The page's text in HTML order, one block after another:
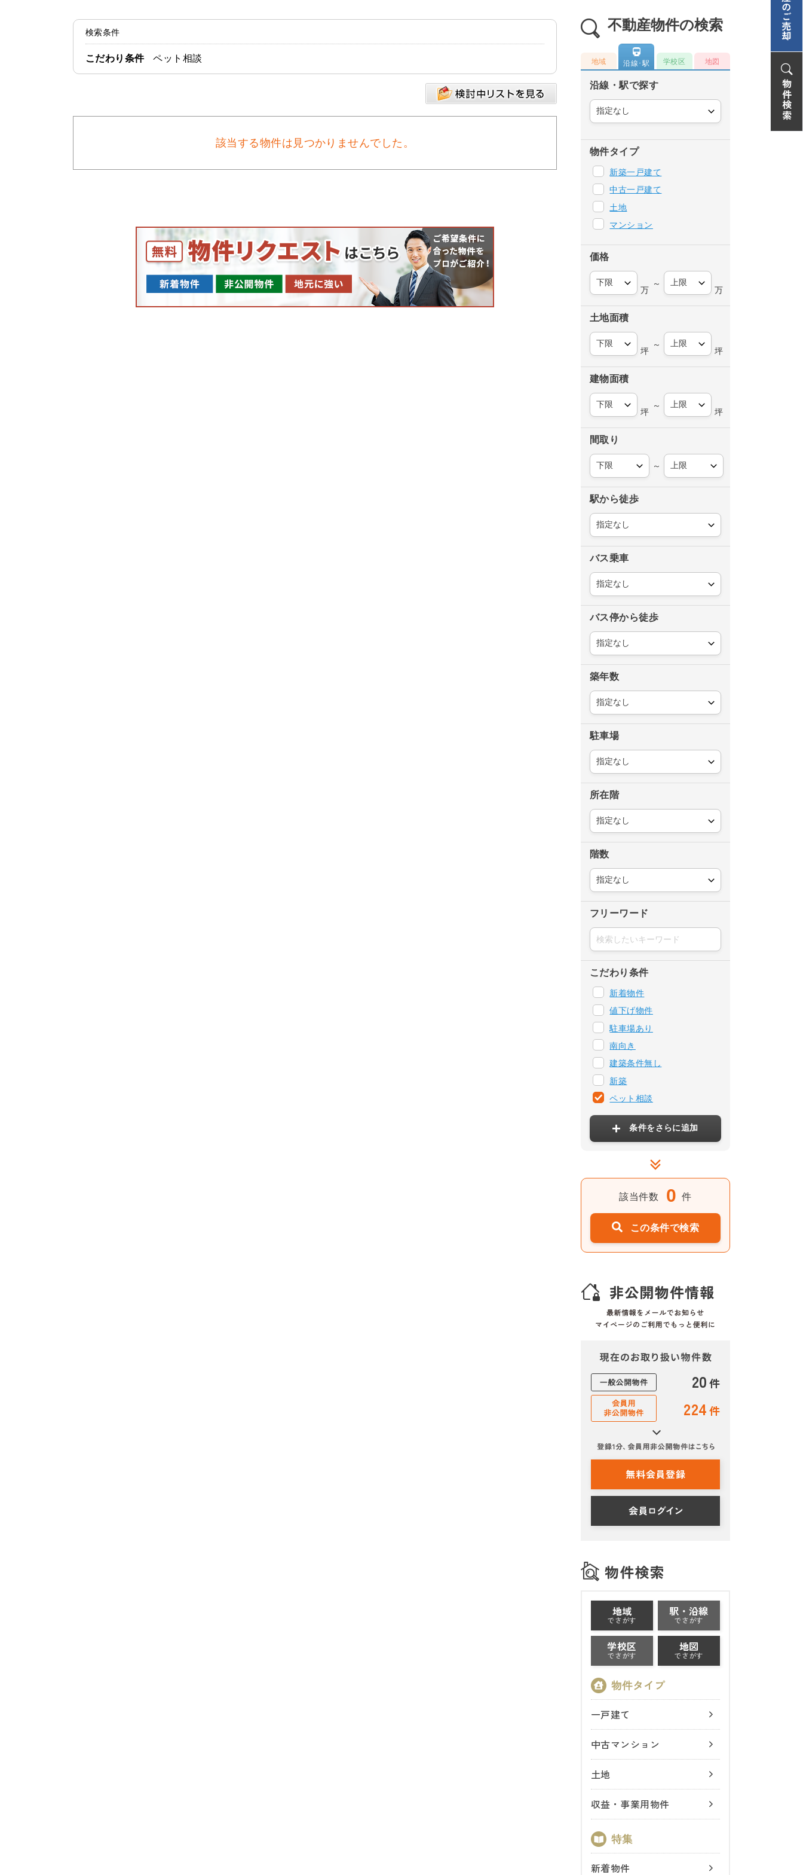
検索条件
こだわり条件 ペット相談
該当する物件は見つかりませんでした。
不動産物件の検索
地域 沿線･駅 学校区 地図
沿線・駅で探す
物件タイプ
新築一戸建て
中古一戸建て
土地
マンション
価格
万
～
万
土地面積
坪
～
坪
建物面積
坪
～
坪
間取り
～
駅から徒歩
バス乗車
バス停から徒歩
築年数
駐車場
所在階
階数
フリーワード
こだわり条件
新着物件
値下げ物件
駐車場あり
南向き
建築条件無し
新築
ペット相談
条件をさらに追加
該当件数 0 件
この条件で検索
20件
224件
地域
でさがす
駅・沿線
でさがす
学校区
でさがす
地図
でさがす
一戸建て
中古マンション
土地
収益・事業用物件
新着物件